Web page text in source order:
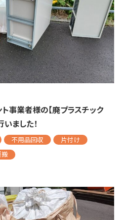
事業者様の【廃プラスチック
ました！
不用品回収
片付け